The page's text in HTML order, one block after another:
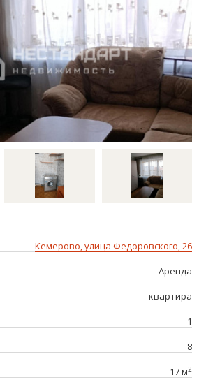
Кемерово, улица Федоровского, 26
Аренда
квартира
1
8
17 м2